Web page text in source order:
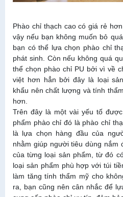
Phào chỉ thạch cao có giá rẻ
vậy nếu bạn không muốn bỏ
bạn có thể lựa chọn phào chỉ
phát sinh. Còn nếu không quá
thể chọn phào chỉ PU bởi vì về
việt hơn hẳn bởi đây là loại
khẩu nên chất lượng và tính
hơn.
Trên đây là một vài yếu tố
phẩm phào chỉ đó là phào chỉ
là lựa chọn hàng đầu của
nhằm giúp người tiêu dùng
của từng loại sản phẩm, từ đó
loại sản phẩm phù hợp với túi
làm tăng tính thẩm mỹ cho
ra, bạn cũng nên cân nhắc để